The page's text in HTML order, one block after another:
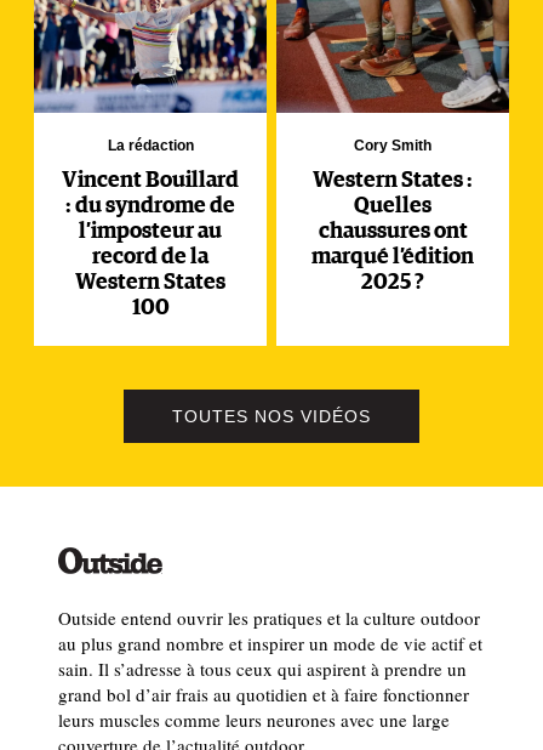
La rédaction
Vincent Bouillard
: du syndrome de
l’imposteur au
record de la
Western States
100
Cory Smith
Western States :
Quelles
chaussures ont
marqué l’édition
2025 ?
TOUTES NOS VIDÉOS
Outside entend ouvrir les pratiques et la culture outdoor
au plus grand nombre et inspirer un mode de vie actif et
sain. Il s’adresse à tous ceux qui aspirent à prendre un
grand bol d’air frais au quotidien et à faire fonctionner
leurs muscles comme leurs neurones avec une large
couverture de l’actualité outdoor.